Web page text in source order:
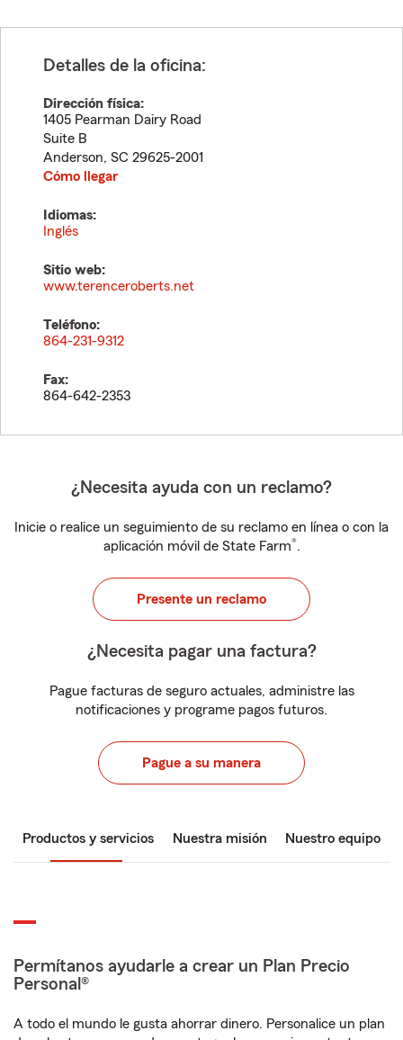
Detalles de la oficina:
Dirección física:
1405 Pearman Dairy Road
Suite B
Anderson, SC 29625-2001
Cómo llegar
Idiomas:
Inglés
Sitio web:
www.terenceroberts.net
Teléfono:
864-231-9312
Fax:
864-642-2353
¿Necesita ayuda con un reclamo?
Inicie o realice un seguimiento de su reclamo en línea o con la
aplicación móvil de State Farm®.
Presente un reclamo
¿Necesita pagar una factura?
Pague facturas de seguro actuales, administre las
notificaciones y programe pagos futuros.
Pague a su manera
Productos y servicios Nuestra misión Nuestro equipo
Permítanos ayudarle a crear un Plan Precio
Personal®
A todo el mundo le gusta ahorrar dinero. Personalice un plan